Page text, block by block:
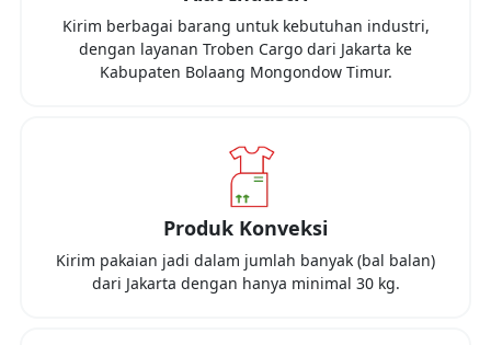
Kirim berbagai barang untuk kebutuhan industri,
dengan layanan Troben Cargo dari Jakarta ke
Kabupaten Bolaang Mongondow Timur.
Produk Konveksi
Kirim pakaian jadi dalam jumlah banyak (bal balan)
dari Jakarta dengan hanya minimal 30 kg.